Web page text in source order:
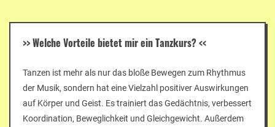
>>Welche Vorteile bietet mir ein Tanzkurs?<<
Tanzen ist mehr als nur das bloße Bewegen zum Rhythmus
der Musik, sondern hat eine Vielzahl positiver Auswirkungen
auf Körper und Geist. Es trainiert das Gedächtnis, verbessert
Koordination, Beweglichkeit und Gleichgewicht. Außerdem